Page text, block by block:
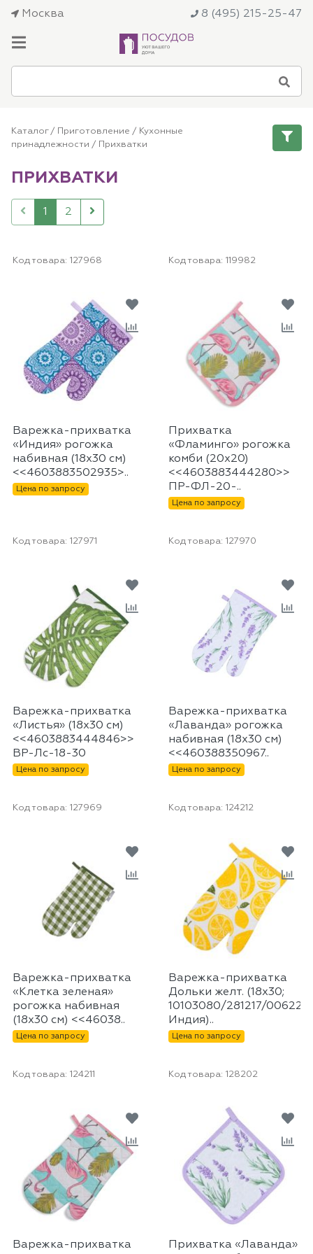
Москва 8 (495) 215-25-47
Каталог/ Приготовление / Кухонные
принадлежности / Прихватки
ПРИХВАТКИ
1 2
Код товара: 127968
Варежка-прихватка
«Индия» рогожка
набивная (18х30 см)
<<4603883502935>..
Цена по запросу
Код товара: 119982
Прихватка
«Фламинго» рогожка
комби (20х20)
<<4603883444280>>
ПР-ФЛ-20-..
Цена по запросу
Код товара: 127971
Варежка-прихватка
«Листья» (18х30 см)
<<4603883444846>>
ВР-Лс-18-30
Цена по запросу
Код товара: 127970
Варежка-прихватка
«Лаванда» рогожка
набивная (18х30 см)
<<460388350967..
Цена по запросу
Код товара: 127969
Варежка-прихватка
«Клетка зеленая»
рогожка набивная
(18х30 см) <<46038..
Цена по запросу
Код товара: 124212
Варежка-прихватка
Дольки желт. (18х30;
10103080/281217/
Индия)..
Цена по запросу
Код товара: 124211
Варежка-прихватка
Код товара: 128202
Прихватка «Лаванда»